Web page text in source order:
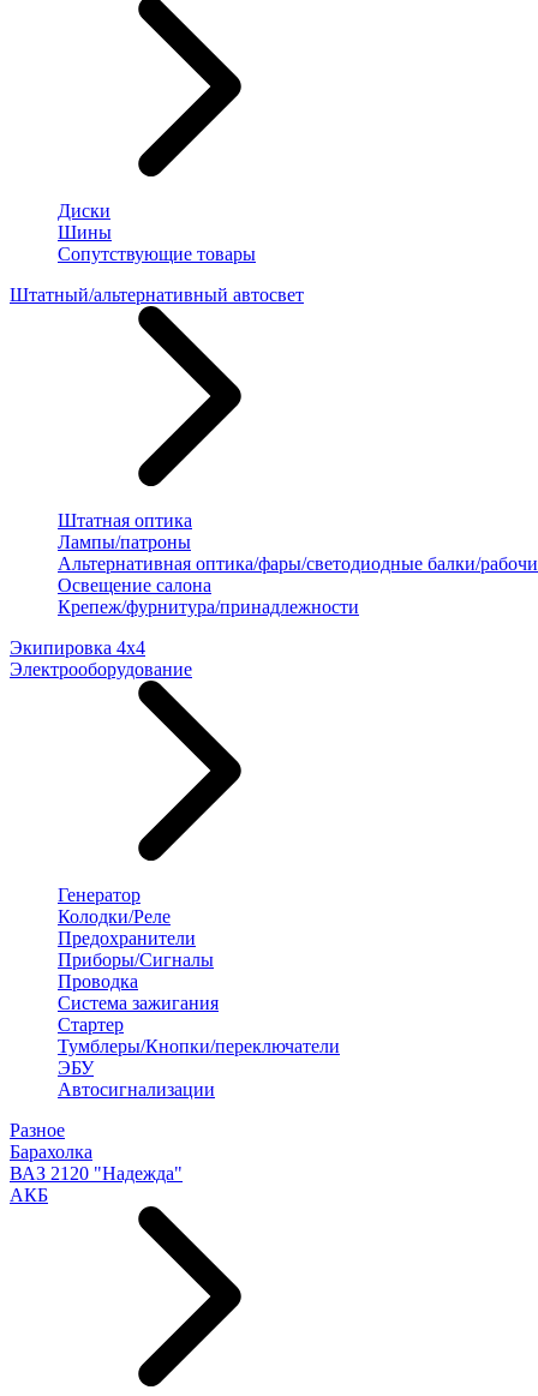
Диски
Шины
Сопутствующие товары
Штатный/альтернативный автосвет
Штатная оптика
Лампы/патроны
Альтернативная оптика/фары/светодиодные балки/
Освещение салона
Крепеж/фурнитура/принадлежности
Экипировка 4х4
Электрооборудование
Генератор
Колодки/Реле
Предохранители
Приборы/Сигналы
Проводка
Система зажигания
Стартер
Тумблеры/Кнопки/переключатели
ЭБУ
Автосигнализации
Разное
Барахолка
ВАЗ 2120 "Надежда"
АКБ